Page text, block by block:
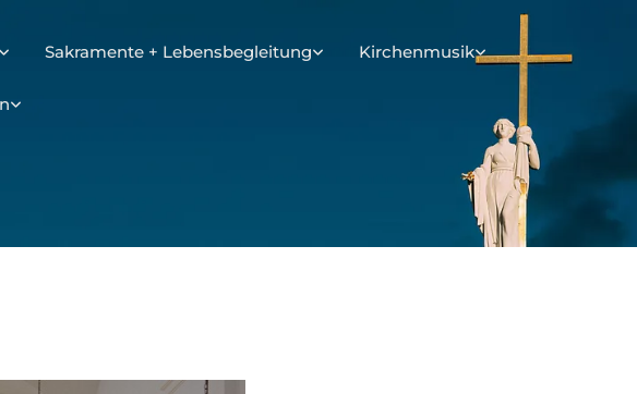
Sakramente + Lebensbegleitung Kirchenmusik